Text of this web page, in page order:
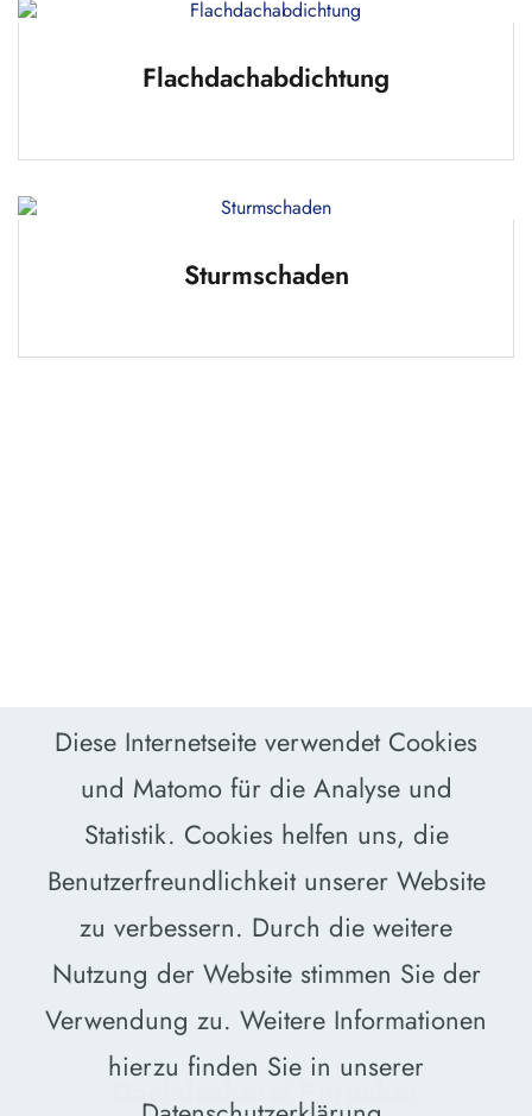
Flachdachabdichtung
Sturmschaden
Dachdeckerei Purucker
Diese Internetseite verwendet Cookies
und Matomo für die Analyse und
Statistik. Cookies helfen uns, die
Benutzerfreundlichkeit unserer Website
zu verbessern. Durch die weitere
Nutzung der Website stimmen Sie der
Verwendung zu. Weitere Informationen
hierzu finden Sie in unserer